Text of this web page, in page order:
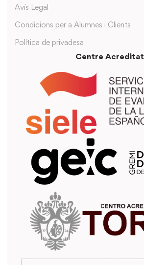
Avís Legal
Condicions per a Alumnes i Clients
Política de privadesa
Centre Acreditat